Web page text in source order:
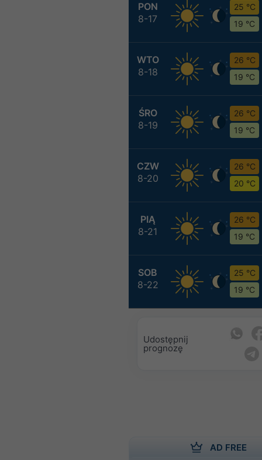
PON
8-17
25 °C
19 °C
WTO
8-18
26 °C
19 °C
ŚRO
8-19
26 °C
19 °C
CZW
8-20
26 °C
20 °C
PIĄ
8-21
26 °C
19 °C
SOB
8-22
25 °C
19 °C
Udostępnij
prognozę
AD FREE